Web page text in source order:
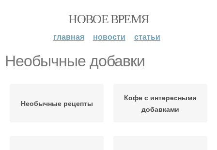
НОВОЕ ВРЕМЯ
главная новости статьи
Необычные добавки
Необычные рецепты
Кофе с интересными
добавками